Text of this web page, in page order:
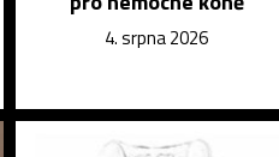
4. srpna 2026